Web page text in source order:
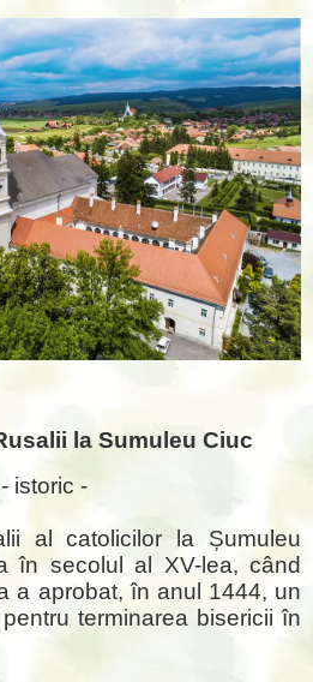
la Sumuleu Ciuc
- istoric -
al catolicilor la Șumuleu
în secolul al XV-lea, când
a aprobat, în anul 1444, un
terminarea bisericii în